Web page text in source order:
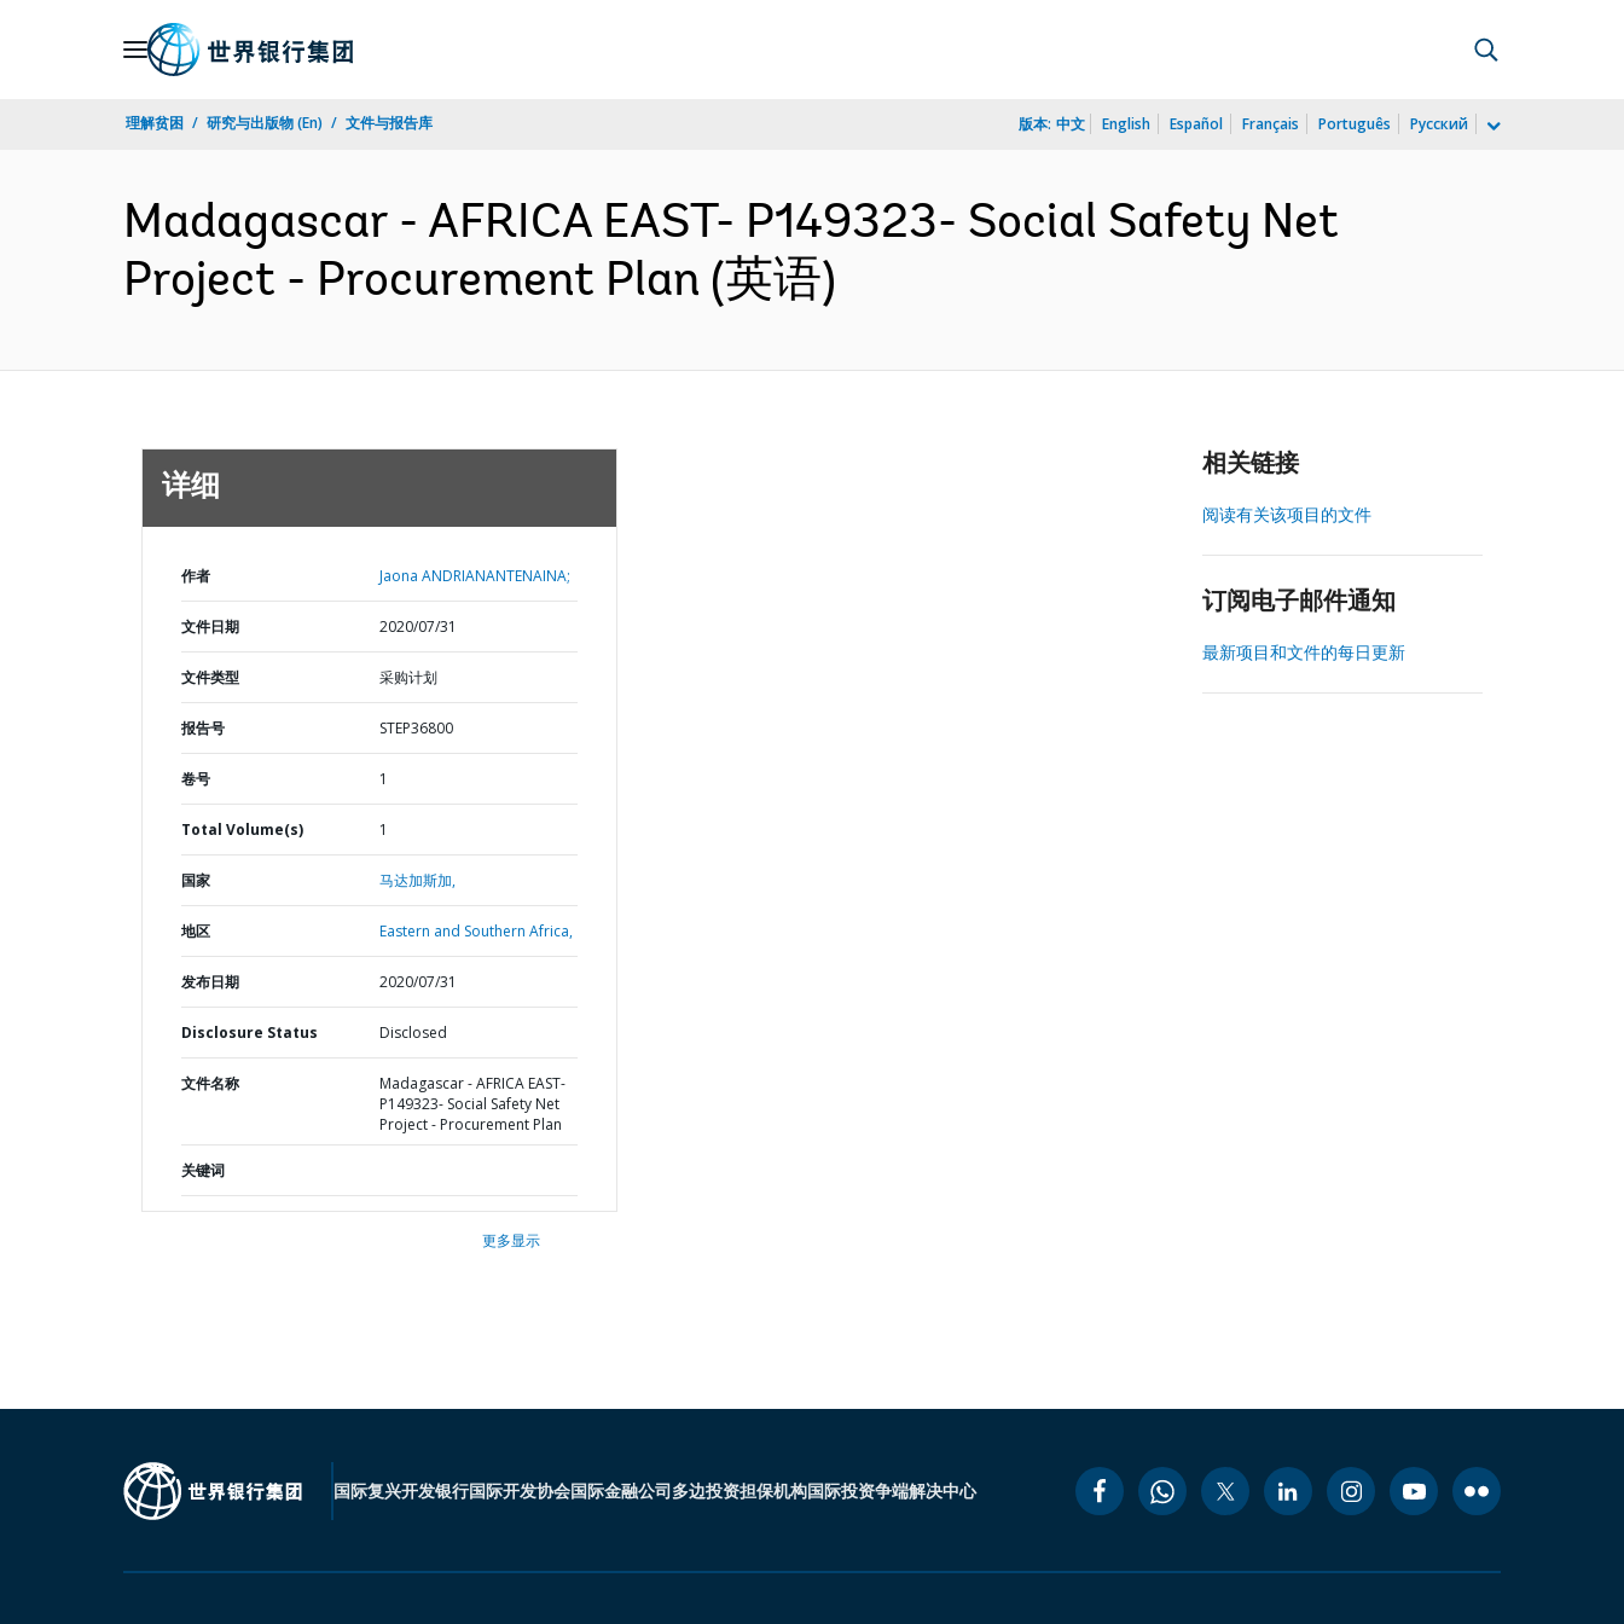
理解贫困 研究与出版物 (En) 文件与报告库 版本: 中文 English Español Français Português Русский
Madagascar - AFRICA EAST- P149323- Social Safety Net
Project - Procurement Plan (英语)
详细
作者 Jaona ANDRIANANTENAINA;
文件日期 2020/07/31
文件类型 采购计划
报告号 STEP36800
卷号 1
Total Volume(s) 1
国家 马达加斯加,
地区 Eastern and Southern Africa,
发布日期 2020/07/31
Disclosure Status Disclosed
文件名称
Madagascar - AFRICA EAST-
P149323- Social Safety Net
Project - Procurement Plan
关键词
更多显示
相关链接
阅读有关该项目的文件
订阅电子邮件通知
最新项目和文件的每日更新
国际复兴开发银行国际开发协会国际金融公司多边投资担保机构国际投资争端解决中心